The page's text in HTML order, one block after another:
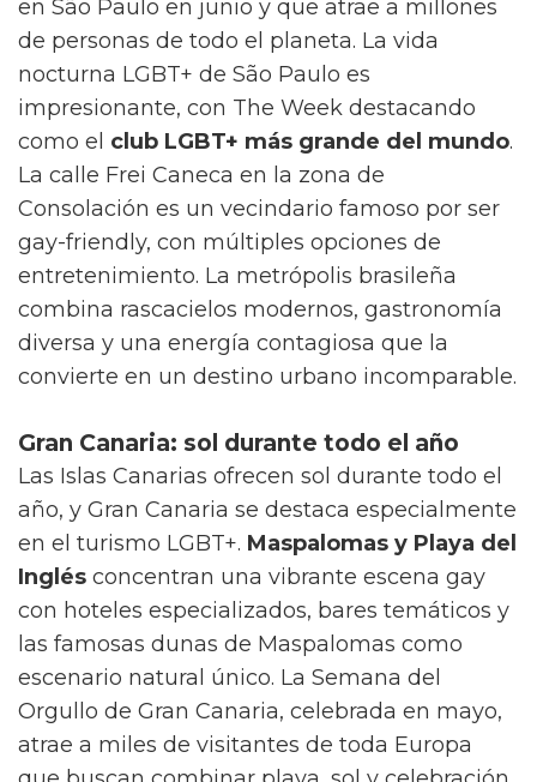
en São Paulo en junio y que atrae a millones
de personas de todo el planeta. La vida
nocturna LGBT+ de São Paulo es
impresionante, con The Week destacando
como el club LGBT+ más grande del mundo.
La calle Frei Caneca en la zona de
Consolación es un vecindario famoso por ser
gay-friendly, con múltiples opciones de
entretenimiento. La metrópolis brasileña
combina rascacielos modernos, gastronomía
diversa y una energía contagiosa que la
convierte en un destino urbano incomparable.
Gran Canaria: sol durante todo el año
Las Islas Canarias ofrecen sol durante todo el
año, y Gran Canaria se destaca especialmente
en el turismo LGBT+. Maspalomas y Playa del
Inglés concentran una vibrante escena gay
con hoteles especializados, bares temáticos y
las famosas dunas de Maspalomas como
escenario natural único. La Semana del
Orgullo de Gran Canaria, celebrada en mayo,
atrae a miles de visitantes de toda Europa